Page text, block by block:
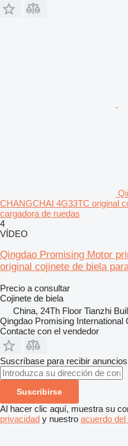
CHANGCHAI 4G33TC original
cargadora de ruedas
4
VÍDEO
Qingdao Promising Motor
original cojinete de biela
Precio a consultar
Cojinete de biela
China, 24Th Floor Tianzhi
Qingdao Promising International
Contacte con el vendedor
Suscríbase para recibir
Suscribirse
Al hacer clic aquí, muestra su
privacidad y nuestro acuerdo del